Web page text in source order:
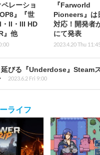
レーショ
』『世
II・III HD
』他
『Farworld
Pioneers』は
対応！開発者
にて発表
2023.4.20 Thu
延びる『Underdose』
2023.6.2 Fri 9:00
ライフ